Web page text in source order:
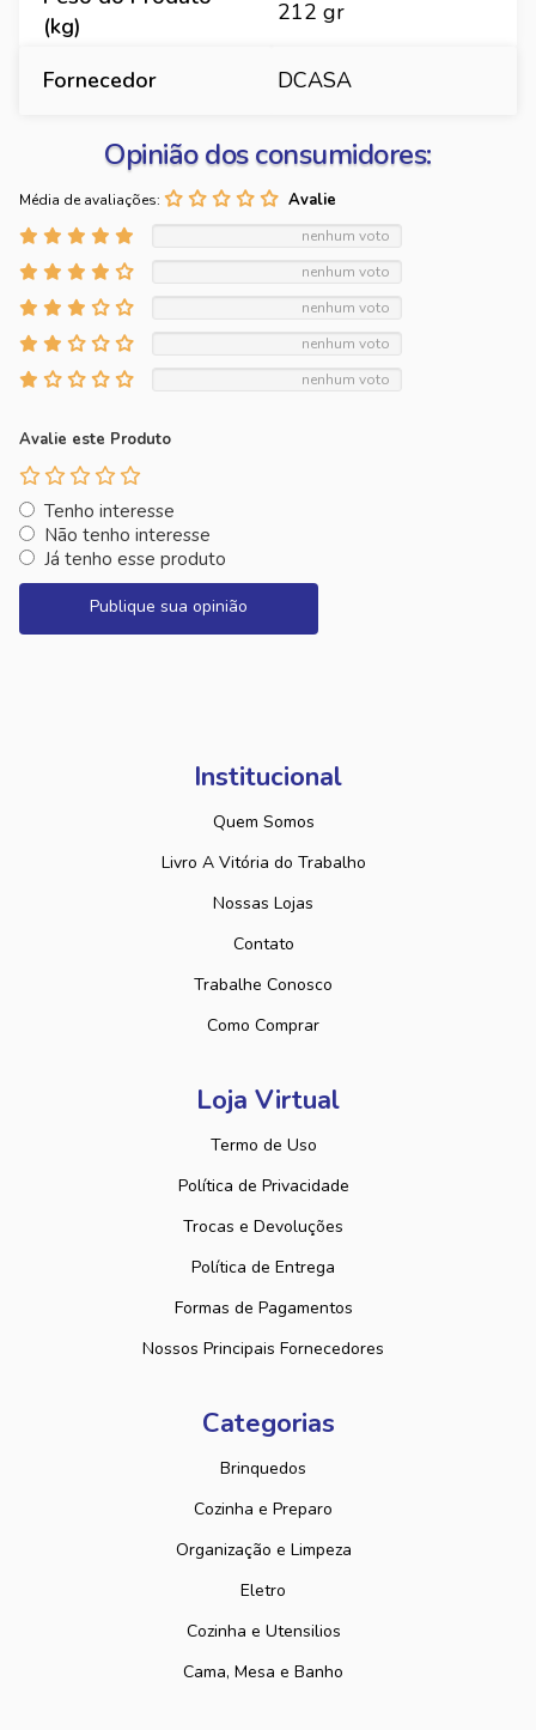
(kg)
212 gr
Fornecedor DCASA
Opinião dos consumidores:
Média de avaliações:
nenhum voto
nenhum voto
nenhum voto
nenhum voto
nenhum voto
Avalie este Produto
Tenho interesse
Não tenho interesse
Já tenho esse produto
Publique sua opinião
Institucional
Quem Somos
Livro A Vitória do Trabalho
Nossas Lojas
Contato
Trabalhe Conosco
Como Comprar
Loja Virtual
Termo de Uso
Política de Privacidade
Trocas e Devoluções
Política de Entrega
Formas de Pagamentos
Nossos Principais Fornecedores
Categorias
Brinquedos
Cozinha e Preparo
Organização e Limpeza
Eletro
Cozinha e Utensilios
Cama, Mesa e Banho